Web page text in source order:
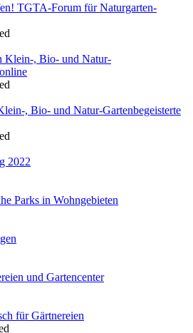
TGTA-Forum für Naturgarten-
Klein-, Bio- und Natur-
, Bio- und Natur-Gartenbegeisterte
2022
Parks in Wohngebieten
und Gartencenter
für Gärtnereien